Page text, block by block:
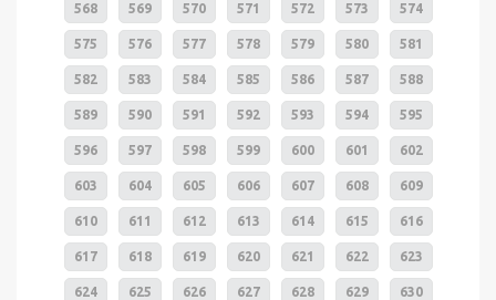
568 569 570 571 572 573 574
575 576 577 578 579 580 581
582 583 584 585 586 587 588
589 590 591 592 593 594 595
596 597 598 599 600 601 602
603 604 605 606 607 608 609
610 611 612 613 614 615 616
617 618 619 620 621 622 623
624 625 626 627 628 629 630